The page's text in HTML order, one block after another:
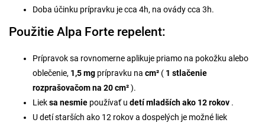
Doba účinku prípravku je cca 4h, na ovády cca 3h.
Použitie Alpa Forte repelent:
Prípravok sa rovnomerne aplikuje priamo na pokožku alebo
oblečenie, 1,5 mg prípravku na cm² ( 1 stlačenie
rozprašovačom na 20 cm²).
Lieksa nesmie používať u detí mladších ako 12 rokov .
U detí starších ako 12 rokov a dospelých je možné liek